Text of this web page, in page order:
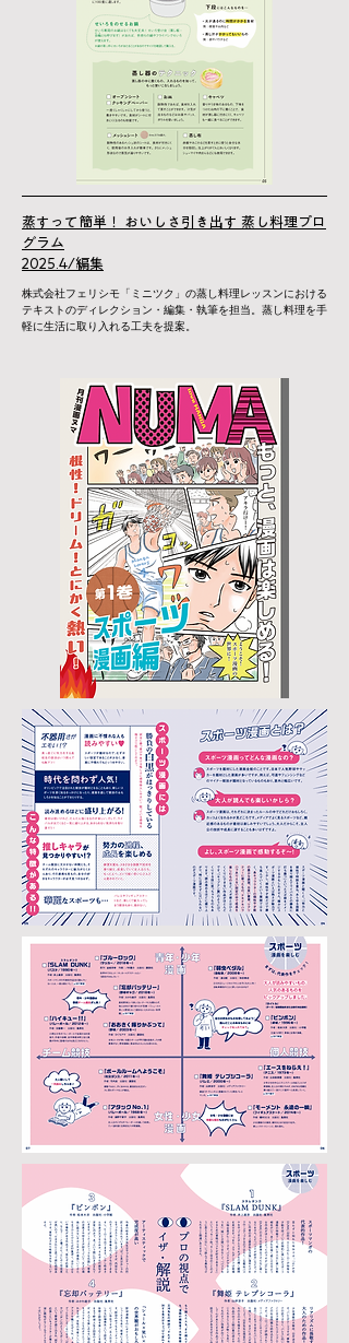
蒸すって簡単！ おいしさ引き出す 蒸し料理プロ
グラム
2025.4/編集
株式会社フェリシモ「ミニツク」の蒸し料理レッスンにおける
テキストのディレクション・編集・執筆を担当。蒸し料理を手
軽に生活に取り入れる工夫を提案。